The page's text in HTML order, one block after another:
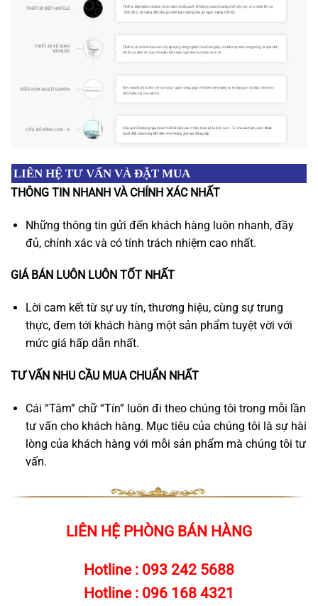
LIÊN HỆ TƯ VẤN VÀ ĐẶT MUA
THÔNG TIN NHANH VÀ CHÍNH XÁC NHẤT
Những thông tin gửi đến khách hàng luôn nhanh, đầy
đủ, chính xác và có tính trách nhiệm cao nhất.
GIÁ BÁN LUÔN LUÔN TỐT NHẤT
Lời cam kết từ sự uy tín, thương hiệu, cùng sự trung
thực, đem tới khách hàng một sản phẩm tuyệt vời với
mức giá hấp dẫn nhất.
TƯ VẤN NHU CẦU MUA CHUẨN NHẤT
Cái “Tâm” chữ “Tín” luôn đi theo chúng tôi trong mỗi lần
tư vấn cho khách hàng. Mục tiêu của chúng tôi là sự hài
lòng của khách hàng với mỗi sản phẩm mà chúng tôi tư
vấn.
LIÊN HỆ PHÒNG BÁN HÀNG
Hotline : 093 242 5688
Hotline : 096 168 4321